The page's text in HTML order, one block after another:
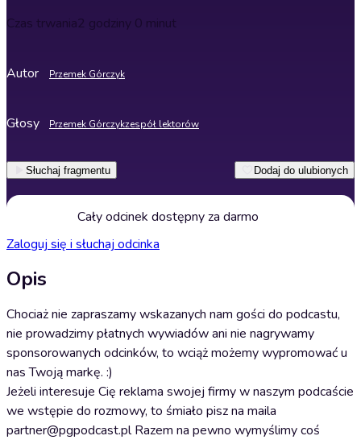
Czas trwania2 godziny 0 minut
Autor Przemek Górczyk
Głosy Przemek Górczykzespół lektorów
Słuchaj fragmentu Dodaj do ulubionych
Cały odcinek dostępny za darmo
Zaloguj się i słuchaj odcinka
Opis
Chociaż nie zapraszamy wskazanych nam gości do podcastu,
nie prowadzimy płatnych wywiadów ani nie nagrywamy
sponsorowanych odcinków, to wciąż możemy wypromować u
nas Twoją markę. :)
Jeżeli interesuje Cię reklama swojej firmy w naszym podcaście
we wstępie do rozmowy, to śmiało pisz na maila
⁠partner@pgpodcast.pl⁠ Razem na pewno wymyślimy coś